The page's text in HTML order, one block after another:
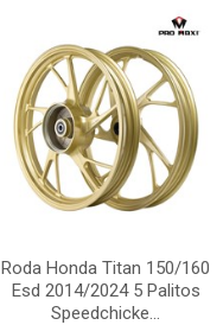
Roda Honda Titan 150/160
Esd 2014/2024 5 Palitos
Speedchicke...